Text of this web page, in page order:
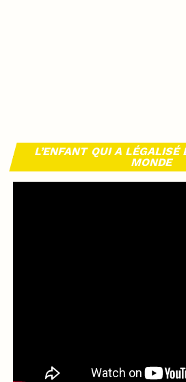
L’ENFANT QUI A LÉGALISÉ
MONDE